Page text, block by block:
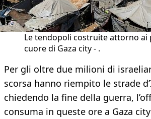
Le tendopoli costruite attorno ai
cuore di Gaza city - .
Per gli oltre due milioni di
scorsa hanno riempito le strade
chiedendo la fine della guerra,
consuma in queste ore a Gaza